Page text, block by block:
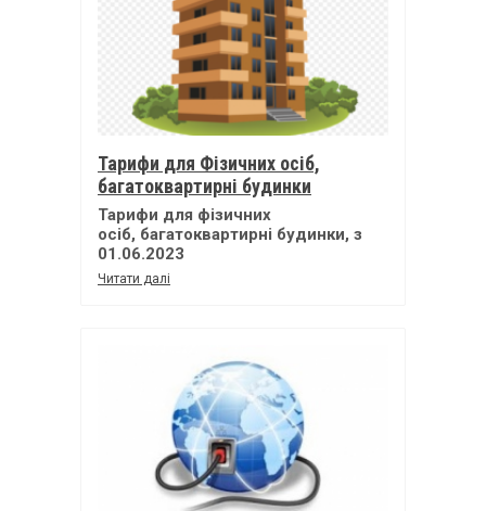
Тарифи для Фізичних осіб,
багатоквартирні будинки
Тарифи для фізичних
осіб, багатоквартирні будинки, з
01.06.2023
Читати далі